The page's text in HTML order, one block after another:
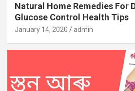
Natural Home Remedies For
Glucose Control Health Tips
January 14, 2020 admin